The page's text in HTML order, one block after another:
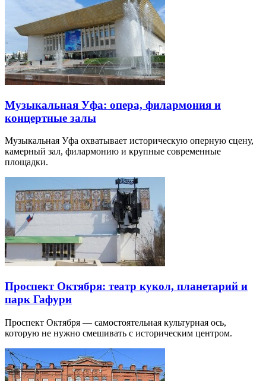
Музыкальная Уфа: опера, филармония и
концертные залы
Музыкальная Уфа охватывает историческую оперную сцену,
камерный зал, филармонию и крупные современные
площадки.
Проспект Октября: театр кукол, планетарий и
парк Гафури
Проспект Октября — самостоятельная культурная ось,
которую не нужно смешивать с историческим центром.